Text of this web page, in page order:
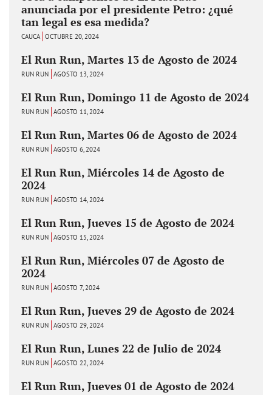
anunciada por el presidente Petro: ¿qué
tan legal es esa medida?
CAUCA OCTUBRE 20, 2024
El Run Run, Martes 13 de Agosto de 2024
RUN RUN AGOSTO 13, 2024
El Run Run, Domingo 11 de Agosto de 2024
RUN RUN AGOSTO 11, 2024
El Run Run, Martes 06 de Agosto de 2024
RUN RUN AGOSTO 6, 2024
El Run Run, Miércoles 14 de Agosto de
2024
RUN RUN AGOSTO 14, 2024
El Run Run, Jueves 15 de Agosto de 2024
RUN RUN AGOSTO 15, 2024
El Run Run, Miércoles 07 de Agosto de
2024
RUN RUN AGOSTO 7, 2024
El Run Run, Jueves 29 de Agosto de 2024
RUN RUN AGOSTO 29, 2024
El Run Run, Lunes 22 de Julio de 2024
RUN RUN AGOSTO 22, 2024
El Run Run, Jueves 01 de Agosto de 2024